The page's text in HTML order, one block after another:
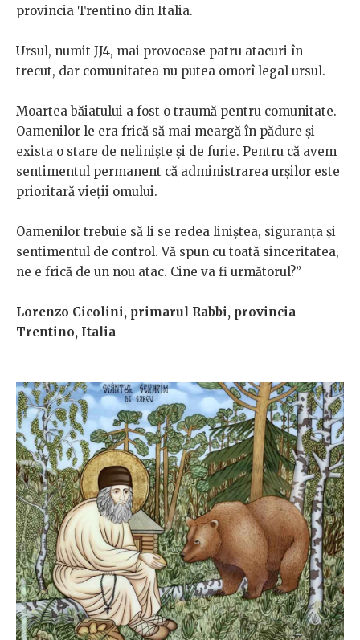
provincia Trentino din Italia.
Ursul, numit JJ4, mai provocase patru atacuri în
trecut, dar comunitatea nu putea omorî legal ursul.
Moartea băiatului a fost o traumă pentru comunitate.
Oamenilor le era frică să mai meargă în pădure și
exista o stare de neliniște și de furie. Pentru că avem
sentimentul permanent că administrarea urșilor este
prioritară vieții omului.
Oamenilor trebuie să li se redea liniștea, siguranța și
sentimentul de control. Vă spun cu toată sinceritatea,
ne e frică de un nou atac. Cine va fi următorul?”
Lorenzo Cicolini, primarul Rabbi, provincia
Trentino, Italia